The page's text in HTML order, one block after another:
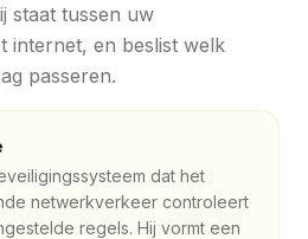
staat tussen uw
internet, en beslist welk
passeren.
dat het
netwerkverkeer controleert
regels. Hij vormt een